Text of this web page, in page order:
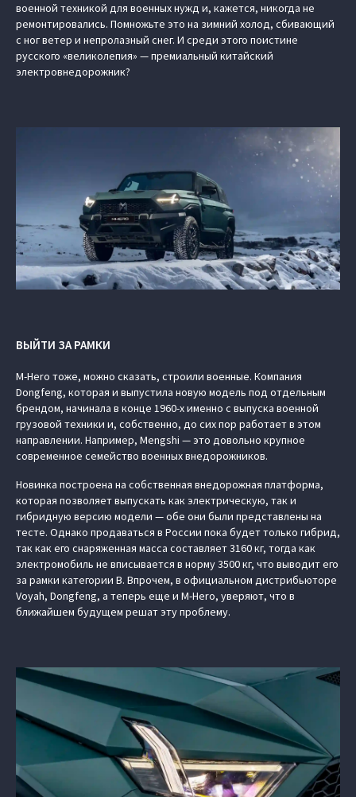
военной техникой для военных нужд и, кажется, никогда не
ремонтировались. Помножьте это на зимний холод, сбивающий
с ног ветер и непролазный снег. И среди этого поистине
русского «великолепия» — премиальный китайский
электровнедорожник?
ВЫЙТИ ЗА РАМКИ
M-Hero тоже, можно сказать, строили военные. Компания
Dongfeng, которая и выпустила новую модель под отдельным
брендом, начинала в конце 1960-х именно с выпуска военной
грузовой техники и, собственно, до сих пор работает в этом
направлении. Например, Mengshi — это довольно крупное
современное семейство военных внедорожников.
Новинка построена на собственная внедорожная платформа,
которая позволяет выпускать как электрическую, так и
гибридную версию модели — обе они были представлены на
тесте. Однако продаваться в России пока будет только гибрид,
так как его снаряженная масса составляет 3160 кг, тогда как
электромобиль не вписывается в норму 3500 кг, что выводит его
за рамки категории В. Впрочем, в официальном дистрибьюторе
Voyah, Dongfeng, а теперь еще и M-Hero, уверяют, что в
ближайшем будущем решат эту проблему.